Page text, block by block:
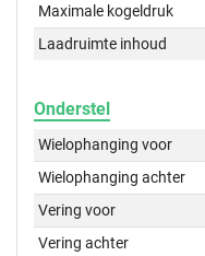
Maximale kogeldruk
Laadruimte inhoud
Onderstel
Wielophanging voor
Wielophanging achter
Vering voor
Vering achter